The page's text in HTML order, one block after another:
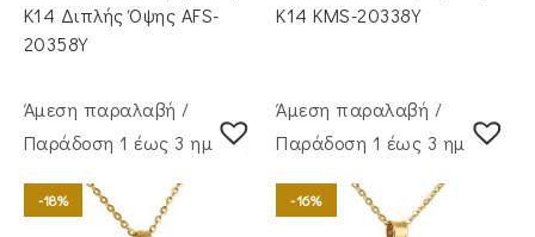
Κ14 Διπλής Όψης AFS-
20358Y
Κ14 KMS-20338Y
Άμεση παραλαβή /
Παράδoση 1 έως 3 ημέρες
-18%
Άμεση παραλαβή /
Παράδoση 1 έως 3 ημέρες
-16%